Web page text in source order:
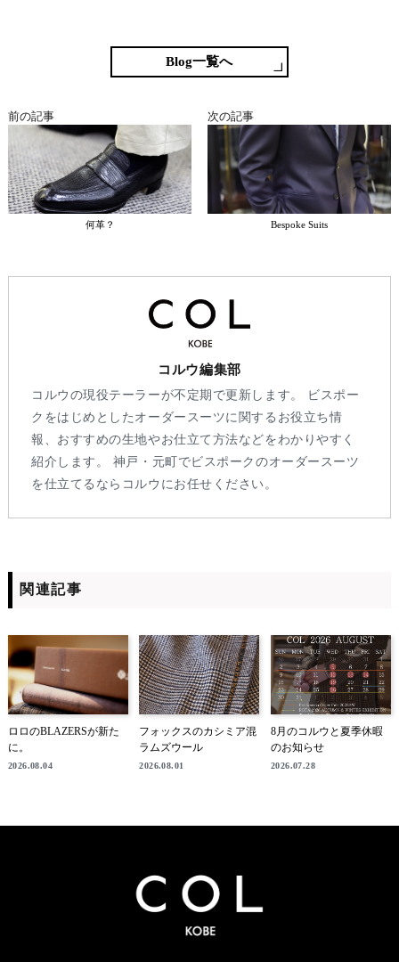
bo
ok
tte
r
en
a
ke
t
Blog一覧へ
前の記事
何革？
次の記事
Bespoke Suits
コルウ編集部
コルウの現役テーラーが不定期で更新します。 ビスポー
クをはじめとしたオーダースーツに関するお役立ち情
報、おすすめの生地やお仕立て方法などをわかりやすく
紹介します。 神戸・元町でビスポークのオーダースーツ
を仕立てるならコルウにお任せください。
関連記事
ロロのBLAZERSが新た
に。
2026.08.04
フォックスのカシミア混
ラムズウール
2026.08.01
8月のコルウと夏季休暇
のお知らせ
2026.07.28